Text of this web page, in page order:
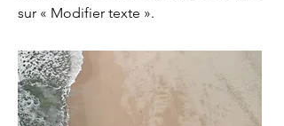
sur « Modifier texte ».